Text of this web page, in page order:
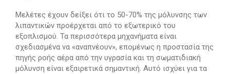
Μελέτες έχουν δείξει ότι το 50-70% της μόλυνσης των
λιπαντικών προέρχεται από το εξωτερικό του
εξοπλισμού. Τα περισσότερα μηχανήματα είναι
σχεδιασμένα να «αναπνέουν», επομένως η προστασία της
πηγής ροής αέρα από την υγρασία και τη σωματιδιακή
μόλυνση είναι εξαιρετικά σημαντική. Αυτό ισχύει για τα